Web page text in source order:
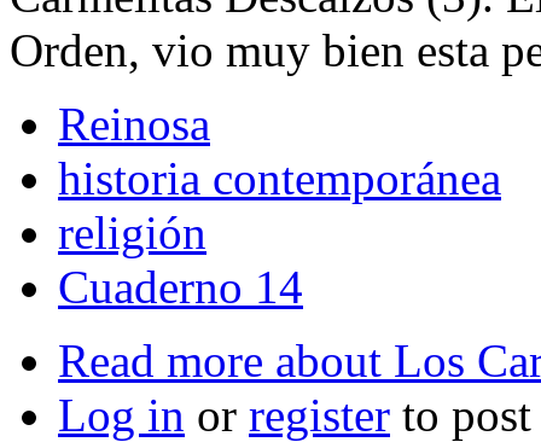
Orden, vio muy bien esta
Reinosa
historia contemporánea
religión
Cuaderno 14
Read more about Los
Log in or register to